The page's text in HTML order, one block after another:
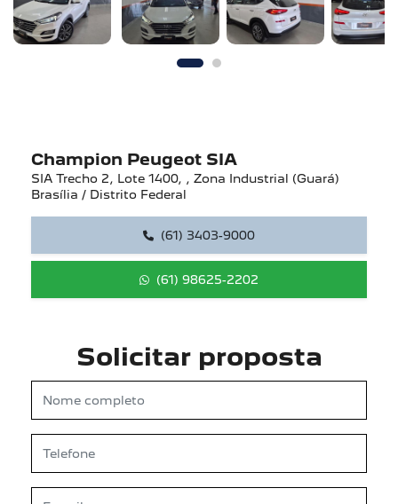
Champion Peugeot SIA
SIA Trecho 2, Lote 1400, , Zona Industrial (Guará)
Brasília / Distrito Federal
(61) 3403-9000
(61) 98625-2202
Solicitar proposta